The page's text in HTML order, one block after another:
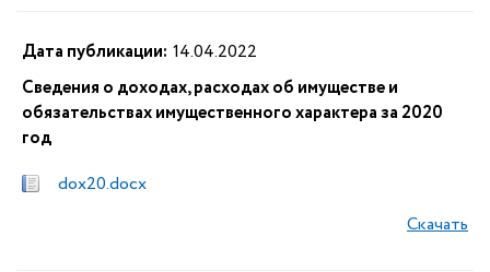
Дата публикации: 14.04.2022
Сведения о доходах, расходах об имуществе и
обязательствах имущественного характера за 2020
год
dox20.docx
Скачать